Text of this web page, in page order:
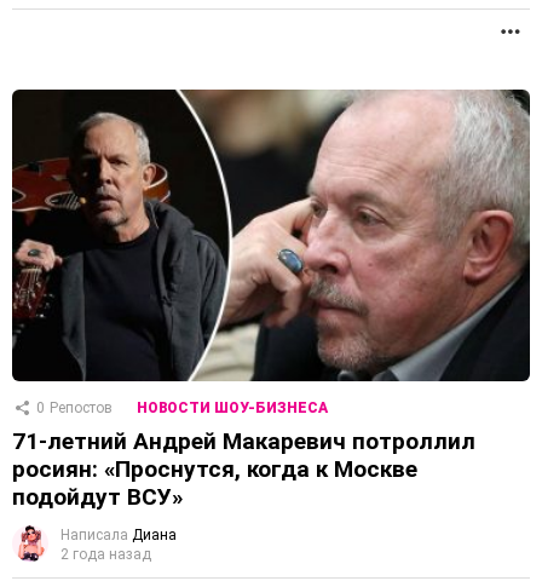
0 Репостов НОВОСТИ ШОУ-БИЗНЕСА
71-летний Андрей Макаревич потроллил
росиян: «Проснутся, когда к Москве
подойдут ВСУ»
Написала Диана
2 года назад